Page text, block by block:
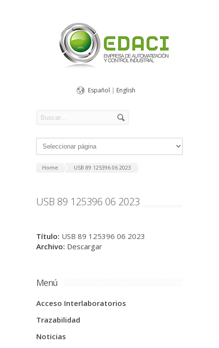
Español | English
Home USB 89 125396 06 2023
USB 89 125396 06 2023
Título: USB 89 125396 06 2023
Archivo: Descargar
Menú
Acceso Interlaboratorios
Trazabilidad
Noticias